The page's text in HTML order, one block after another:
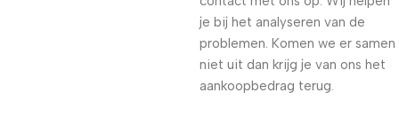
je bij het analyseren van de
problemen. Komen we er samen
niet uit dan krijg je van ons het
aankoopbedrag terug.